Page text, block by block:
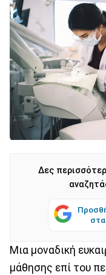
Δες
Μια μοναδική
μάθησης επί του